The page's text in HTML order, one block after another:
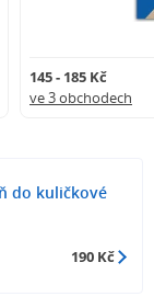
145 - 185 Kč
ve 3 obchodech
do kuličkové
190 Kč